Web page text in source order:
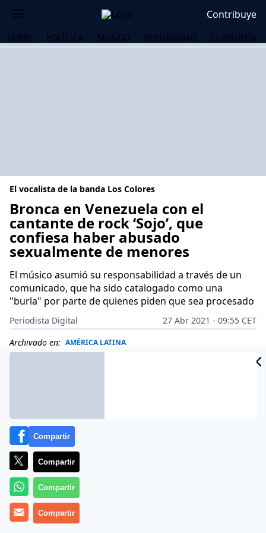
Contribuye
HOME POLÍTICA MUNDO PERIODISMO ECONOMÍA
El vocalista de la banda Los Colores
Bronca en Venezuela con el
cantante de rock ‘Sojo’, que
confiesa haber abusado
sexualmente de menores
El músico asumió su responsabilidad a través de un
comunicado, que ha sido catalogado como una
"burla" por parte de quienes piden que sea procesado
Periodista Digital
27 Abr 2021 - 09:55 CET
Archivado en: AMÉRICA LATINA
Compartir
Compartir
Compartir
Compartir